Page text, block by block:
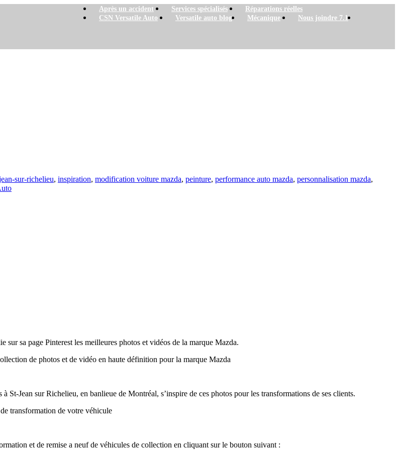
Après un accident Services spécialisés
Réparations réelles
CSN Versatile Auto
Versatile auto blog Mécanique Nous joindre 7.1
sur-richelieu, inspiration, modification voiture mazda, peinture, performance auto mazda, personnalisation mazda,
sa page Pinterest les meilleures photos et vidéos de la marque Mazda.
de photos et de vidéo en haute définition pour la marque Mazda
St-Jean sur Richelieu, en banlieue de Montréal, s’inspire de ces photos pour les transformations de ses clients.
transformation de votre véhicule
et de remise a neuf de véhicules de collection en cliquant sur le bouton suivant :